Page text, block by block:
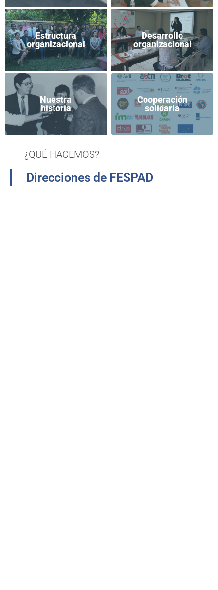
Estructura
organizacional
Desarrollo
organizacional
Nuestra
historia
Cooperación
solidaria
¿QUÉ HACEMOS?
Direcciones de FESPAD